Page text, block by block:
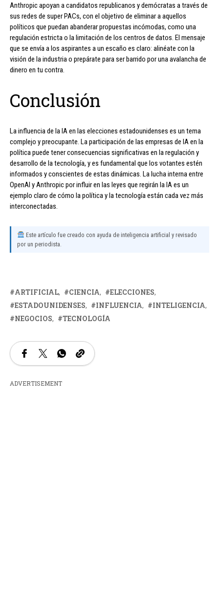
Anthropic apoyan a candidatos republicanos y demócratas a través de
sus redes de super PACs, con el objetivo de eliminar a aquellos
políticos que puedan abanderar propuestas incómodas, como una
regulación estricta o la limitación de los centros de datos. El mensaje
que se envía a los aspirantes a un escaño es claro: alinéate con la
visión de la industria o prepárate para ser barrido por una avalancha de
dinero en tu contra.
Conclusión
La influencia de la IA en las elecciones estadounidenses es un tema
complejo y preocupante. La participación de las empresas de IA en la
política puede tener consecuencias significativas en la regulación y
desarrollo de la tecnología, y es fundamental que los votantes estén
informados y conscientes de estas dinámicas. La lucha interna entre
OpenAI y Anthropic por influir en las leyes que regirán la IA es un
ejemplo claro de cómo la política y la tecnología están cada vez más
interconectadas.
Este artículo fue creado con ayuda de inteligencia artificial y revisado
por un periodista.
ARTIFICIAL CIENCIA
ELECCIONES
ESTADOUNIDENSES
INFLUENCIA
INTELIGENCIA
NEGOCIOS
TECNOLOGÍA
ADVERTISEMENT